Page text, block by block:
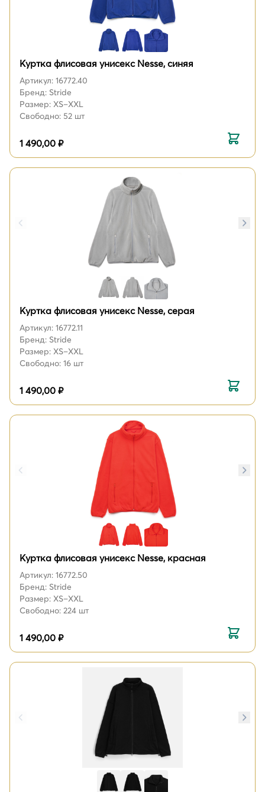
Куртка флисовая унисекс Nesse, синяя
Артикул: 16772.40
Бренд: Stride
Размер: XS–XXL
Свободно: 52 шт
1 490,00 ₽
Куртка флисовая унисекс Nesse, серая
Артикул: 16772.11
Бренд: Stride
Размер: XS–XXL
Свободно: 16 шт
1 490,00 ₽
Куртка флисовая унисекс Nesse, красная
Артикул: 16772.50
Бренд: Stride
Размер: XS–XXL
Свободно: 224 шт
1 490,00 ₽